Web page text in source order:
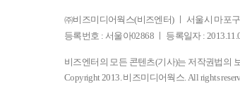
㈜비즈미디어웍스(비즈엔터) ㅣ 서울시 마포
등록번호 : 서울아02868 ㅣ 등록일자 :
비즈엔터의 모든 콘텐츠(기사)는 저작권법의
Copyright 2013. 비즈미디어웍스. All rights